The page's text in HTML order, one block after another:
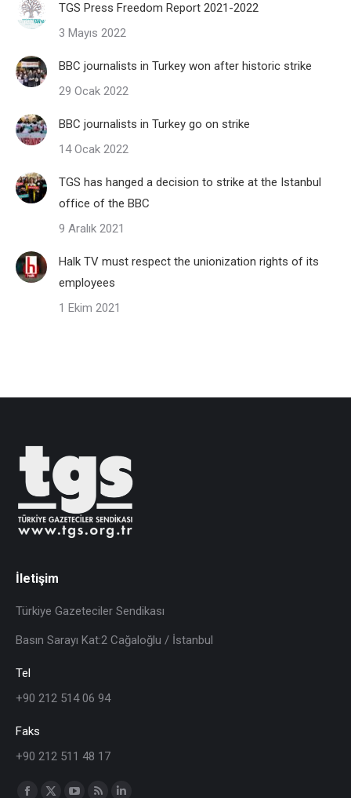
TGS Press Freedom Report 2021-2022
3 Mayıs 2022
BBC journalists in Turkey won after historic strike
29 Ocak 2022
BBC journalists in Turkey go on strike
14 Ocak 2022
TGS has hanged a decision to strike at the Istanbul
office of the BBC
9 Aralık 2021
Halk TV must respect the unionization rights of its
employees
1 Ekim 2021
İletişim
Türkiye Gazeteciler Sendikası
Basın Sarayı Kat:2 Cağaloğlu / İstanbul
Tel
+90 212 514 06 94
Faks
+90 212 511 48 17
Find us on: